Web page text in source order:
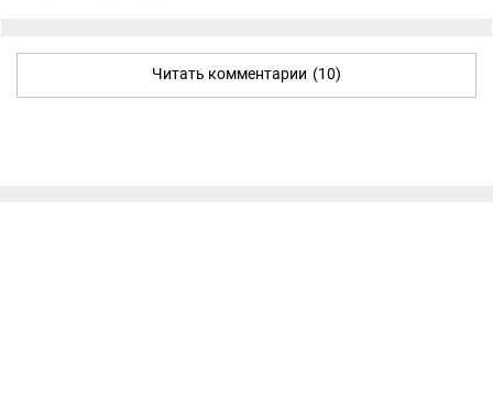
Читать комментарии (10)